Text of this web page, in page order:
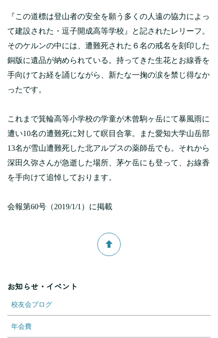
『この道標は登山者の安全を願う多くの人遠の協力によっ
て建設された・逗子開成高等学校』と記されたレリーフ。
そのケルンの中には、遭難死された６名の戒名を刻印した
銅版に遺品が納められている。持ってきた生花とお線香を
手向けてお経を誦じながら、新たな一掬の涙を禁じ得なか
ったです。
これまで箕輪高等小学校の学童が木曾駒ヶ岳にて暴風雨に
遭い10名の遭難死に対して瞑目合掌。また愛知大学山岳部
13名が雪山遭難死した北アルプスの薬師岳でも。それから
深田久弥さんが急逝した場所、茅ケ岳にも登って、お線香
を手向けて追悼しております。
会報第60号（2019/1/1）に掲載
お知らせ・イベント
校友会ブログ
年会費